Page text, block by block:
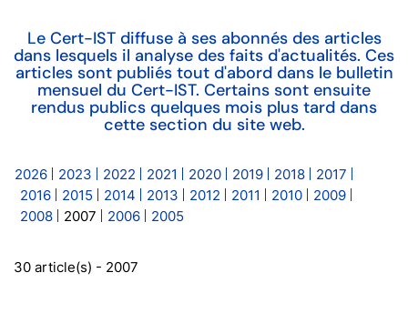
Le Cert-IST diffuse à ses abonnés des articles
dans lesquels il analyse des faits d'actualités. Ces
articles sont publiés tout d'abord dans le bulletin
mensuel du Cert-IST. Certains sont ensuite
rendus publics quelques mois plus tard dans
cette section du site web.
2026 2023 2022 2021 2020 2019 2018
2017
2016
2015 2014 2013 2012 2011 2010
2009
2008
2007 2006 2005
30 article(s) - 2007